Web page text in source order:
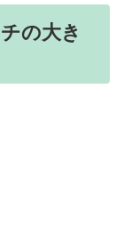
の大き